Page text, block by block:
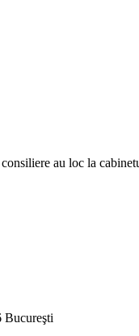
au loc la
Bucureşti